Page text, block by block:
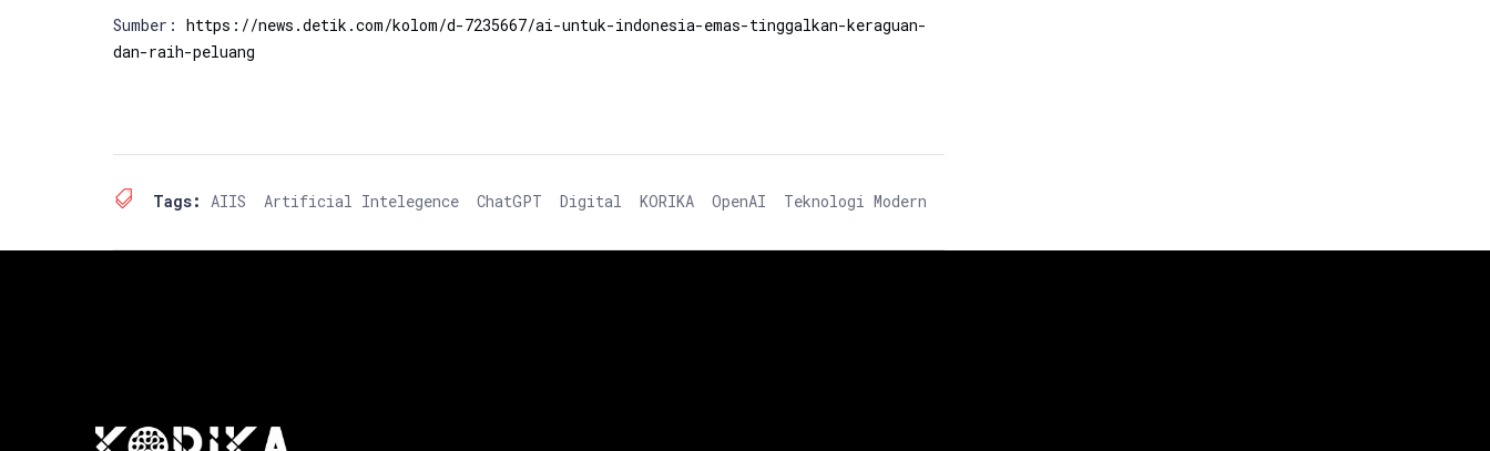
Sumber: https://news.detik.com/kolom/d-7235667/ai-untuk-indonesia-emas-tinggalkan-keraguan-
dan-raih-peluang
Tags: AIIS Artificial Intelegence ChatGPT Digital KORIKA OpenAI Teknologi Modern